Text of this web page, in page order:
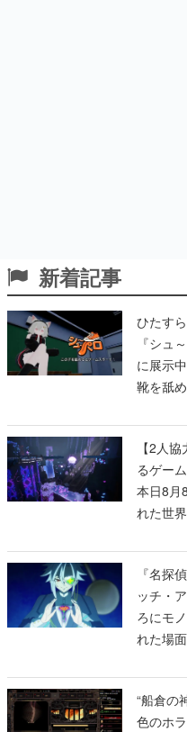
新着記事
ひたす
『シュ
に展示
靴を舐
も開設
【2人
るゲー
本日8月
れた世
『名探
ッチ・
ろにモ
れた場
“船倉の
色のホ